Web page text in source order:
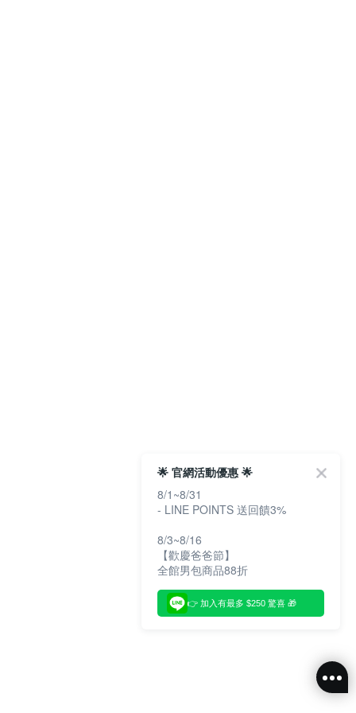
🌟 官網活動優惠 🌟
8/1~8/31
- LINE POINTS 送回饋3%
8/3~8/16
【歡慶爸爸節】
全館男包商品88折
👉 加入有最多 $250 驚喜 🎁